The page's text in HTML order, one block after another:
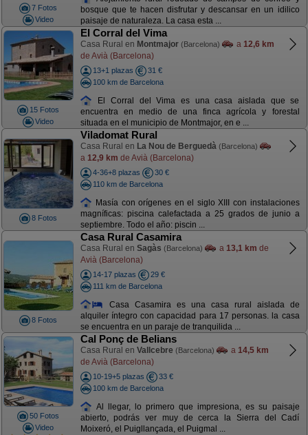
7 Fotos
Video
bosque que te hacen disfrutar y descansar en un idilico
paisaje de naturaleza. La casa esta ...
15 Fotos
Video
El Corral del Vima
Casa Rural en Montmajor (Barcelona) a 12,6 km
de Avià (Barcelona)
13+1 plazas
31 €
100 km de Barcelona
El Corral del Vima es una casa aislada que se
encuentra en medio de una finca agrícola y forestal
situada en el municipio de Montmajor, en e ...
8 Fotos
Viladomat Rural
Casa Rural en La Nou de Berguedà (Barcelona)
a 12,9 km de Avià (Barcelona)
4-36+8 plazas
30 €
110 km de Barcelona
Masía con orígenes en el siglo XIII con instalaciones
magníficas: piscina calefactada a 25 grados de junio a
septiembre. Todo el año: piscin ...
8 Fotos
Casa Rural Casamira
Casa Rural en Sagàs (Barcelona) a 13,1 km de
Avià (Barcelona)
14-17 plazas
29 €
111 km de Barcelona
Casa Casamira es una casa rural aislada de
alquiler íntegro con capacidad para 17 personas. la casa
se encuentra en un paraje de tranquilida ...
50 Fotos
Video
Cal Ponç de Belians
Casa Rural en Vallcebre (Barcelona) a 14,5 km
de Avià (Barcelona)
10-19+5 plazas
33 €
100 km de Barcelona
Al llegar, lo primero que impresiona, es su paisaje
abierto, podrás ver muy de cerca la Sierra del Cadí
Moixeró, el Puigllançada, el Puigmal ...